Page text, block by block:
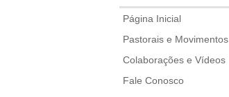
Página Inicial
Pastorais e Movimentos
Colaborações e Vídeos
Fale Conosco